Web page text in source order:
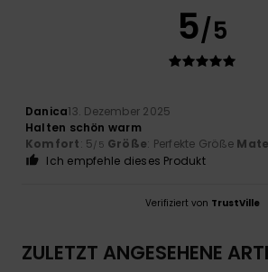
5/5
Danica13. Dezember 2025
Halten schön warm
Komfort: 5/5 Größe: Perfekte Größe
Ich empfehle dieses Produkt
Verifiziert von TrustVille
ZULETZT ANGESEHENE